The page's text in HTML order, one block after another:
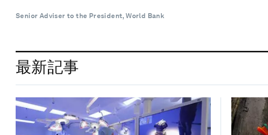
Senior Adviser to the President, World Bank
最新記事